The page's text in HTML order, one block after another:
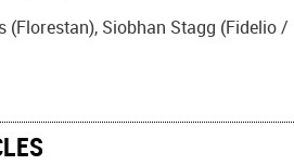
(Florestan), Siobhan Stagg (Fidelio